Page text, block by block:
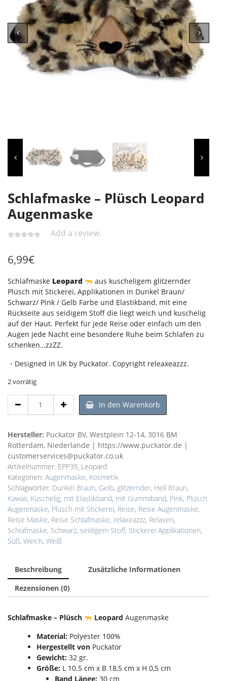
Schlafmaske – Plüsch Leopard
Augenmaske
Add a review.
6,99€
Schlafmaske Leopard
aus kuscheligem glitzernder
Plüsch mit Stickerei, Applikationen in Dunkel Braun/
Schwarz/ Pink / Gelb Farbe und Elastikband, mit eine
Rückseite aus seidigem Stoff die liegt weich und kuschelig
auf der Haut. Perfekt für jede Reise oder einfach um den
Augen jede Nacht eine besondere Ruhe beim Schlafen zu
schenken…zzZZ.
・Designed in UK by Puckator. Copyright releaxeazzz.
2 vorrätig
Leopard
Augenmaske
Menge
In den Warenkorb
Hersteller: Puckator BV, Westplein 12-14, 3016 BM
Rotterdam, Niederlande | https://www.puckator.de |
customerservices@puckator.co.uk
Artikelnummer: EPP35_Leopard
Kategorien: Augenmaske, Kosmetik
Schlagwörter: Dunkel Braun, Gelb, glitzernder, Hell Braun,
Kawaii, Kuschelig, mit Elastikband, mit Gummiband, Pink, Plüsch
Augenmaske, Plüsch mit Stickerei, Reise, Reise Augenmaske,
Reise Maske, Reise Schlafmaske, relaxeazzz, Relaxen,
Schlafmaske, Schwarz, seidigem Stoff, Stickerei Applikationen,
Süß, Weich, Weiß
Beschreibung
Zusätzliche Informationen
Rezensionen (0)
Schlafmaske – Plüsch Leopard Augenmaske
Material: Polyester 100%
Hergestellt von Puckator
Gewicht: 32 gr.
Größe: L 10.5 cm x B 18,5 cm x H 0,5 cm
Band Länge: 30 cm